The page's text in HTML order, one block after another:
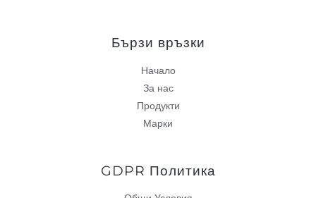
Бързи връзки
Начало
За нас
Продукти
Марки
GDPR Политика